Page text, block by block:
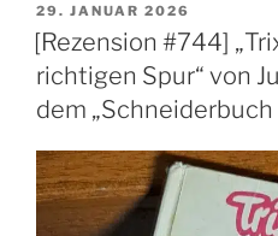
VERÖFFENTLICHT
AM
29. JANUAR 2026
[Rezension #744]
richtigen Spur“ von
dem „Schneiderbuch